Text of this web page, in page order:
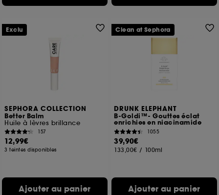
SEPHORA COLLECTION
Better Balm
Huile à lèvres brillance
157
12,99€
3 teintes disponibles
Ajouter au panier
Exclu
DRUNK ELEPHANT
B-Goldi™- Gouttes éclat
enrichies en niacinamide
1055
39,90€
133,00€ / 100ml
Ajouter au panier
Clean at Sephora